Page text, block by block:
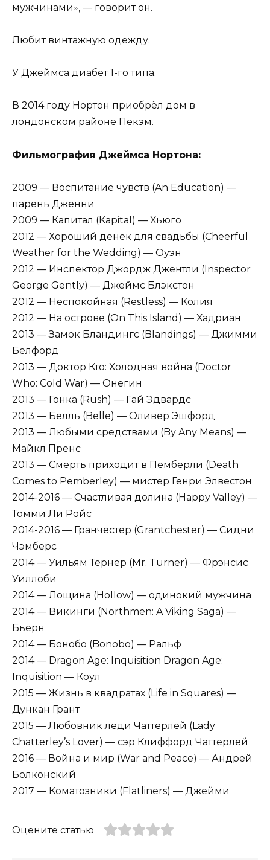
мужчинами», — говорит он.
Любит винтажную одежду.
У Джеймса диабет 1-го типа.
В 2014 году Нортон приобрёл дом в
лондонском районе Пекэм.
Фильмография Джеймса Нортона:
2009 — Воспитание чувств (An Education) —
парень Дженни
2009 — Капитал (Kapital) — Хьюго
2012 — Хороший денек для свадьбы (Cheerful
Weather for the Wedding) — Оуэн
2012 — Инспектор Джордж Джентли (Inspector
George Gently) — Джеймс Блэкстон
2012 — Неспокойная (Restless) — Колия
2012 — На острове (On This Island) — Хадриан
2013 — Замок Бландингс (Blandings) — Джимми
Белфорд
2013 — Доктор Кто: Холодная война (Doctor
Who: Cold War) — Онегин
2013 — Гонка (Rush) — Гай Эдвардс
2013 — Белль (Belle) — Оливер Эшфорд
2013 — Любыми средствами (By Any Means) —
Майкл Пренс
2013 — Смерть приходит в Пемберли (Death
Comes to Pemberley) — мистер Генри Элвестон
2014-2016 — Счастливая долина (Happy Valley) —
Томми Ли Ройс
2014-2016 — Гранчестер (Grantchester) — Сидни
Чэмберс
2014 — Уильям Тёрнер (Mr. Turner) — Фрэнсис
Уиллоби
2014 — Лощина (Hollow) — одинокий мужчина
2014 — Викинги (Northmen: A Viking Saga) —
Бьёрн
2014 — Бонобо (Bonobo) — Ральф
2014 — Dragon Age: Inquisition Dragon Age:
Inquisition — Коул
2015 — Жизнь в квадратах (Life in Squares) —
Дункан Грант
2015 — Любовник леди Чаттерлей (Lady
Chatterley’s Lover) — сэр Клиффорд Чаттерлей
2016 — Война и мир (War and Peace) — Андрей
Болконский
2017 — Коматозники (Flatliners) — Джейми
Оцените статью